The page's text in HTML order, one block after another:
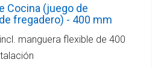
Cocina (juego de
fregadero) - 400 mm
manguera flexible de 400